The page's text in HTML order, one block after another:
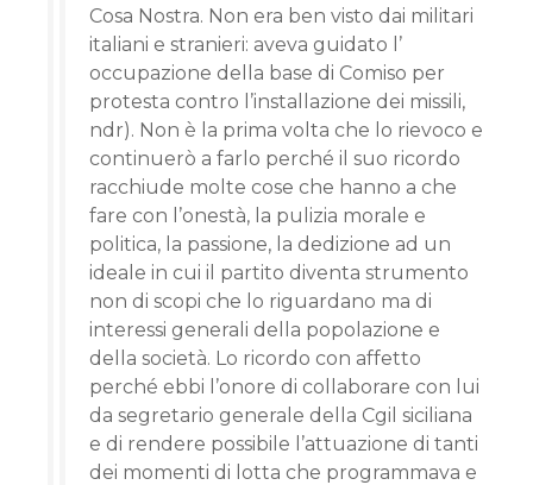
Cosa Nostra. Non era ben visto dai militari
italiani e stranieri: aveva guidato l’
occupazione della base di Comiso per
protesta contro l’installazione dei missili,
ndr). Non è la prima volta che lo rievoco e
continuerò a farlo perché il suo ricordo
racchiude molte cose che hanno a che
fare con l’onestà, la pulizia morale e
politica, la passione, la dedizione ad un
ideale in cui il partito diventa strumento
non di scopi che lo riguardano ma di
interessi generali della popolazione e
della società. Lo ricordo con affetto
perché ebbi l’onore di collaborare con lui
da segretario generale della Cgil siciliana
e di rendere possibile l’attuazione di tanti
dei momenti di lotta che programmava e